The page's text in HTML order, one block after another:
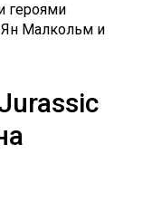
героями
Малкольм и